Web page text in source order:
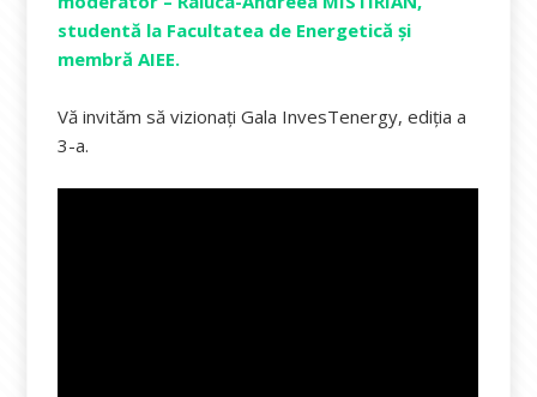
studentă la Facultatea de Energetică și
membră AIEE.
Vă invităm să vizionați Gala InvesTenergy, ediția a
3-a.